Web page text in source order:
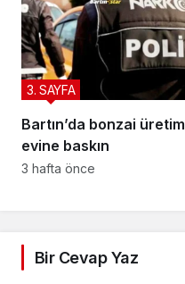
Bartın’da bonzai üretim
evine baskın
3. SAYFA
3 hafta önce
Bir Cevap Yaz